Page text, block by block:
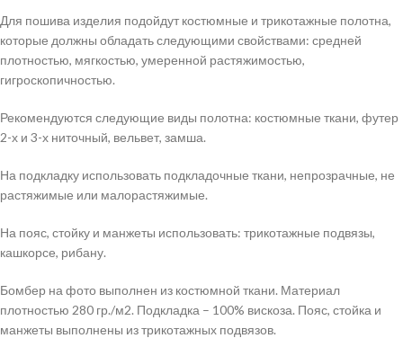
Для пошива изделия подойдут костюмные и трикотажные полотна,
которые должны обладать следующими свойствами: средней
плотностью, мягкостью, умеренной растяжимостью,
гигроскопичностью.
Рекомендуются следующие виды полотна: костюмные ткани, футер
2-х и 3-х ниточный, вельвет, замша.
На подкладку использовать подкладочные ткани, непрозрачные, не
растяжимые или малорастяжимые.
На пояс, стойку и манжеты использовать: трикотажные подвязы,
кашкорсе, рибану.
Бомбер на фото выполнен из костюмной ткани. Материал
плотностью 280 гр./м2. Подкладка – 100% вискоза. Пояс, стойка и
манжеты выполнены из трикотажных подвязов.